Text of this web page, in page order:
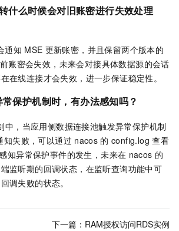
什么时候会对旧账密进行失效处理
通知 MSE 更新账密，并且保留两个版本的
账密会失效，未来会对接具体数据源的会话
在线连接才会失效，进一步保证稳定性。
保护机制时，有办法感知吗？
中，当应用侧数据连接池触发异常保护机制
知失败，可以通过 nacos 的 config.log 查看
知异常保护事件的发生，未来在 nacos 的
监听期的回调状态，在监听查询功能中可
调失败的状态。
下一篇： RAM授权访问RDS实例